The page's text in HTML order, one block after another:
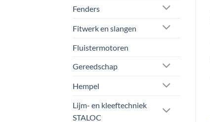
Fenders
Fitwerk en slangen
Fluistermotoren
Gereedschap
Hempel
Lijm- en kleeftechniek
STALOC